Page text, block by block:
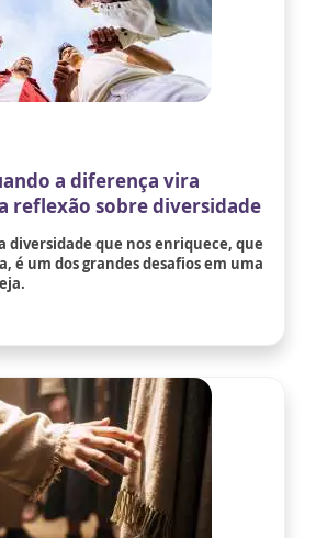
a diferença vira
reflexão sobre diversidade
diversidade que nos enriquece, que
é um dos grandes desafios em uma